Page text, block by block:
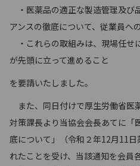
・医薬品の適正な製造管理及び
アンスの徹底について、従業員へ
・これらの取組みは、現場任せ
が先頭に立って進めること
を要請いたしました。
また、同日付けで厚生労働省医
対策課長より当協会会長あてに「
底について」（令和２年12月11
れたことを受け、当該通知を会員